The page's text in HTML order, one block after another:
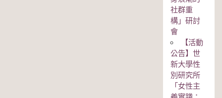
社群重
構」研討
會
【活動
公告】世
新大學性
別研究所
「女性主